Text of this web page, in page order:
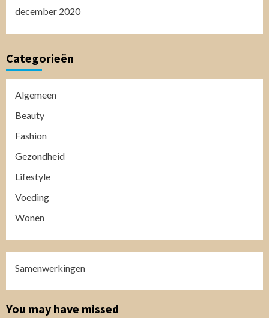
december 2020
Categorieën
Algemeen
Beauty
Fashion
Gezondheid
Lifestyle
Voeding
Wonen
Samenwerkingen
You may have missed